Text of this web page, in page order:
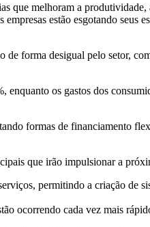
que melhoram a
estão esgotando seus
forma desigual pelo setor,
enquanto os gastos dos
formas de financiamento
que irão impulsionar a
permitindo a criação de
ocorrendo cada vez mais